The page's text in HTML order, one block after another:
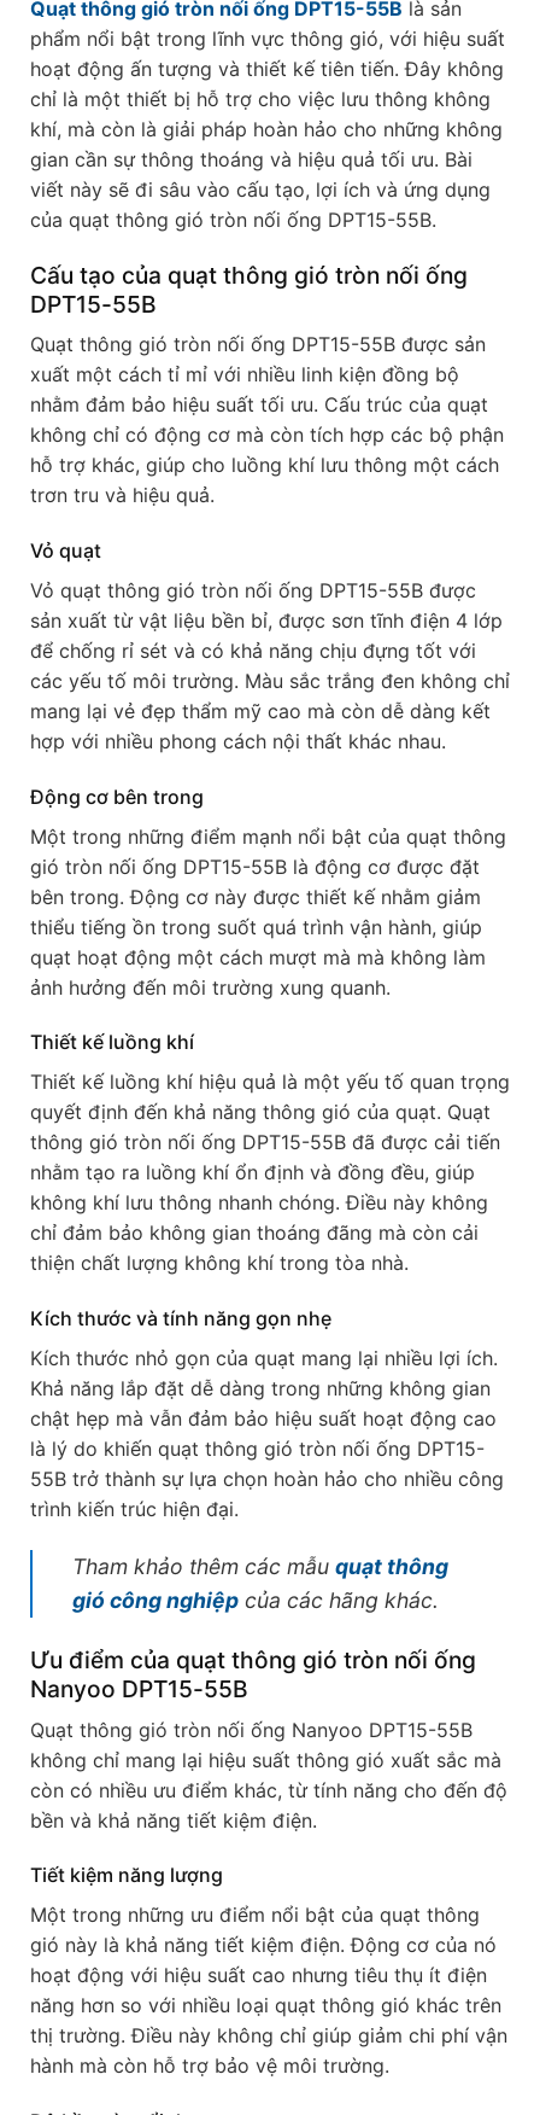
Quạt thông gió tròn nối ống DPT15-55B là sản
phẩm nổi bật trong lĩnh vực thông gió, với hiệu suất
hoạt động ấn tượng và thiết kế tiên tiến. Đây không
chỉ là một thiết bị hỗ trợ cho việc lưu thông không
khí, mà còn là giải pháp hoàn hảo cho những không
gian cần sự thông thoáng và hiệu quả tối ưu. Bài
viết này sẽ đi sâu vào cấu tạo, lợi ích và ứng dụng
của quạt thông gió tròn nối ống DPT15-55B.
Cấu tạo của quạt thông gió tròn nối ống
DPT15-55B
Quạt thông gió tròn nối ống DPT15-55B được sản
xuất một cách tỉ mỉ với nhiều linh kiện đồng bộ
nhằm đảm bảo hiệu suất tối ưu. Cấu trúc của quạt
không chỉ có động cơ mà còn tích hợp các bộ phận
hỗ trợ khác, giúp cho luồng khí lưu thông một cách
trơn tru và hiệu quả.
Vỏ quạt
Vỏ quạt thông gió tròn nối ống DPT15-55B được
sản xuất từ vật liệu bền bỉ, được sơn tĩnh điện 4 lớp
để chống rỉ sét và có khả năng chịu đựng tốt với
các yếu tố môi trường. Màu sắc trắng đen không chỉ
mang lại vẻ đẹp thẩm mỹ cao mà còn dễ dàng kết
hợp với nhiều phong cách nội thất khác nhau.
Động cơ bên trong
Một trong những điểm mạnh nổi bật của quạt thông
gió tròn nối ống DPT15-55B là động cơ được đặt
bên trong. Động cơ này được thiết kế nhằm giảm
thiểu tiếng ồn trong suốt quá trình vận hành, giúp
quạt hoạt động một cách mượt mà mà không làm
ảnh hưởng đến môi trường xung quanh.
Thiết kế luồng khí
Thiết kế luồng khí hiệu quả là một yếu tố quan trọng
quyết định đến khả năng thông gió của quạt. Quạt
thông gió tròn nối ống DPT15-55B đã được cải tiến
nhằm tạo ra luồng khí ổn định và đồng đều, giúp
không khí lưu thông nhanh chóng. Điều này không
chỉ đảm bảo không gian thoáng đãng mà còn cải
thiện chất lượng không khí trong tòa nhà.
Kích thước và tính năng gọn nhẹ
Kích thước nhỏ gọn của quạt mang lại nhiều lợi ích.
Khả năng lắp đặt dễ dàng trong những không gian
chật hẹp mà vẫn đảm bảo hiệu suất hoạt động cao
là lý do khiến quạt thông gió tròn nối ống DPT15-
55B trở thành sự lựa chọn hoàn hảo cho nhiều công
trình kiến trúc hiện đại.
Tham khảo thêm các mẫu quạt thông
gió công nghiệp của các hãng khác.
Ưu điểm của quạt thông gió tròn nối ống
Nanyoo DPT15-55B
Quạt thông gió tròn nối ống Nanyoo DPT15-55B
không chỉ mang lại hiệu suất thông gió xuất sắc mà
còn có nhiều ưu điểm khác, từ tính năng cho đến độ
bền và khả năng tiết kiệm điện.
Tiết kiệm năng lượng
Một trong những ưu điểm nổi bật của quạt thông
gió này là khả năng tiết kiệm điện. Động cơ của nó
hoạt động với hiệu suất cao nhưng tiêu thụ ít điện
năng hơn so với nhiều loại quạt thông gió khác trên
thị trường. Điều này không chỉ giúp giảm chi phí vận
hành mà còn hỗ trợ bảo vệ môi trường.